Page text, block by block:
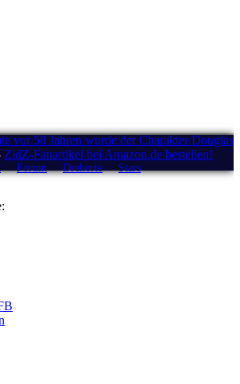
vor 58 Jahren wurde der Charakter Douglas
ZidZ-Fanartikel bei Amazon.de bestellen!
Forum Drehorte Stars